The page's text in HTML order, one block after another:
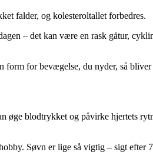
falder, og kolesteroltallet forbedres.
– det kan være en rask gåtur,
for bevægelse, du nyder, så bliver
øge blodtrykket og påvirke hjertets
Søvn er lige så vigtig – sigt efter